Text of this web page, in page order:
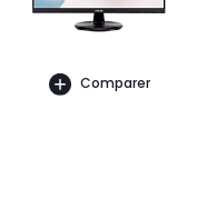
Comparer